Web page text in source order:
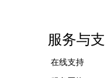
服务与
在线支持